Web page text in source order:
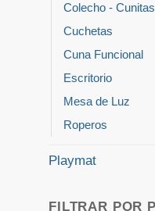
Colecho - Cunitas
Cuchetas
Cuna Funcional
Escritorio
Mesa de Luz
Roperos
Playmat
FILTRAR POR